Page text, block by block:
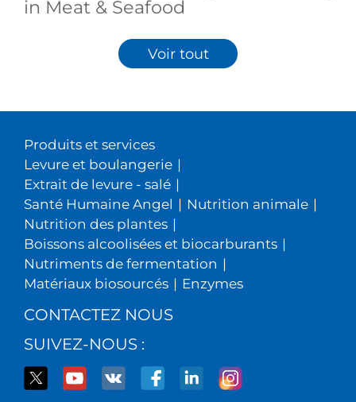
in Meat & Seafood
Voir tout
Produits et services
Levure et boulangerie |
Extrait de levure - salé |
Santé Humaine Angel | Nutrition animale |
Nutrition des plantes |
Boissons alcoolisées et biocarburants |
Nutriments de fermentation |
Matériaux biosourcés | Enzymes
CONTACTEZ NOUS
SUIVEZ-NOUS :